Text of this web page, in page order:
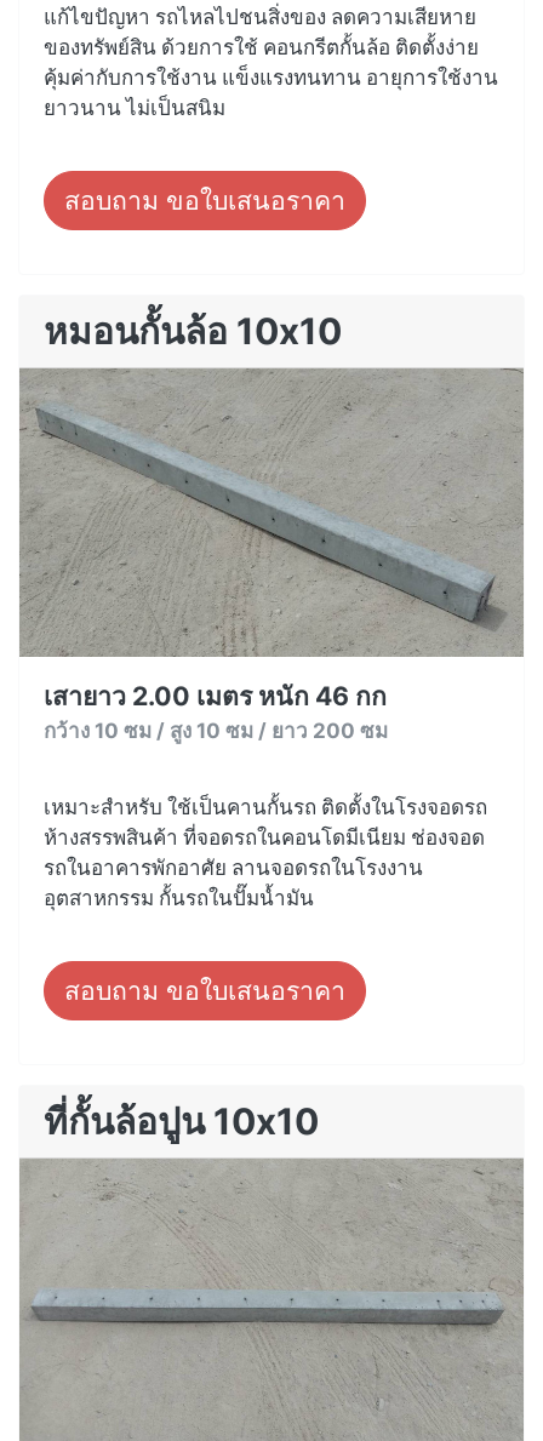
แก้ไขปัญหา รถไหลไปชนสิ่งของ ลดความเสียหาย
ของทรัพย์สิน ด้วยการใช้ คอนกรีตกั้นล้อ ติดตั้งง่าย
คุ้มค่ากับการใช้งาน แข็งแรงทนทาน อายุการใช้งาน
ยาวนาน ไม่เป็นสนิม
สอบถาม ขอใบเสนอราคา
หมอนกั้นล้อ 10x10
เสายาว 2.00 เมตร หนัก 46 กก
กว้าง 10 ซม / สูง 10 ซม / ยาว 200 ซม
เหมาะสำหรับ ใช้เป็นคานกั้นรถ ติดตั้งในโรงจอดรถ
ห้างสรรพสินค้า ที่จอดรถในคอนโดมีเนียม ช่องจอด
รถในอาคารพักอาศัย ลานจอดรถในโรงงาน
อุตสาหกรรม กั้นรถในปั๊มน้ำมัน
สอบถาม ขอใบเสนอราคา
ที่กั้นล้อปูน 10x10